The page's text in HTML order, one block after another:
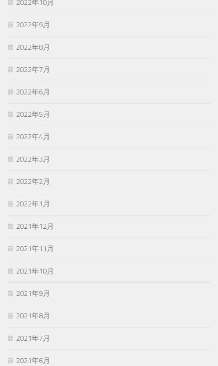
2022年10月
2022年9月
2022年8月
2022年7月
2022年6月
2022年5月
2022年4月
2022年3月
2022年2月
2022年1月
2021年12月
2021年11月
2021年10月
2021年9月
2021年8月
2021年7月
2021年6月